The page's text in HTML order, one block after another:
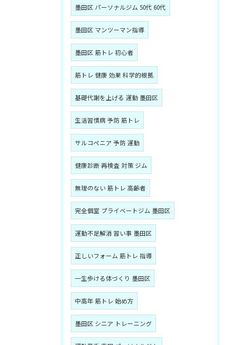
墨田区 パーソナルジム 50代 60代
墨田区 マンツーマン指導
墨田区 筋トレ 初心者
筋トレ 健康 効果 科学的根拠
基礎代謝を上げる 運動 墨田区
生活習慣病 予防 筋トレ
サルコペニア 予防 運動
健康診断 再検査 対策 ジム
無理のない 筋トレ 高齢者
完全個室 プライベートジム 墨田区
運動不足解消 習い事 墨田区
正しいフォーム 筋トレ 指導
一生歩ける体づくり 墨田区
中高年 筋トレ 始め方
墨田区 シニア トレーニング